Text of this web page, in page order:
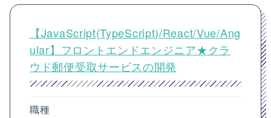
【JavaScript(TypeScript)/React/Vue/Ang
ular】フロントエンドエンジニア★クラ
ウド郵便受取サービスの開発
職種